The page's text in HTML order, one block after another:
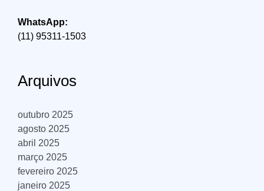
WhatsApp:
(11) 95311-1503
Arquivos
outubro 2025
agosto 2025
abril 2025
março 2025
fevereiro 2025
janeiro 2025